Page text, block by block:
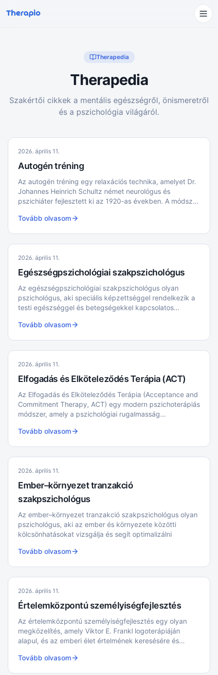
Therapedia
Therapedia
Szakértői cikkek a mentális egészségről, önismeretről
és a pszichológia világáról.
2026. április 11.
Autogén tréning
Az autogén tréning egy relaxációs technika, amelyet Dr.
Johannes Heinrich Schultz német neurológus és
pszichiáter fejlesztett ki az 1920-as években. A módszer
koncentráció segítségével.
Tovább olvasom
2026. április 11.
Egészségpszichológiai szakpszichológus
Az egészségpszichológiai szakpszichológus olyan
pszichológus, aki speciális képzettséggel rendelkezik a
testi egészséggel és betegségekkel kapcsolatos
Tovább olvasom
2026. április 11.
Elfogadás és Elköteleződés Terápia (ACT)
Az Elfogadás és Elköteleződés Terápia (Acceptance and
Commitment Therapy, ACT) egy modern pszichoterápiás
módszer, amely a pszichológiai rugalmasság
egyéneknek elfogadni a nehéz érzéseket és
Tovább olvasom
2026. április 11.
Ember–környezet tranzakció
szakpszichológus
Az ember–környezet tranzakció szakpszichológus olyan
pszichológus, aki az ember és környezete közötti
kölcsönhatásokat vizsgálja és segít optimalizálni
Tovább olvasom
2026. április 11.
Értelemközpontú személyiségfejlesztés
Az értelemközpontú személyiségfejlesztés egy olyan
megközelítés, amely Viktor E. Frankl logoterápiáján
alapul, és az emberi élet értelmének keresésére és
Tovább olvasom